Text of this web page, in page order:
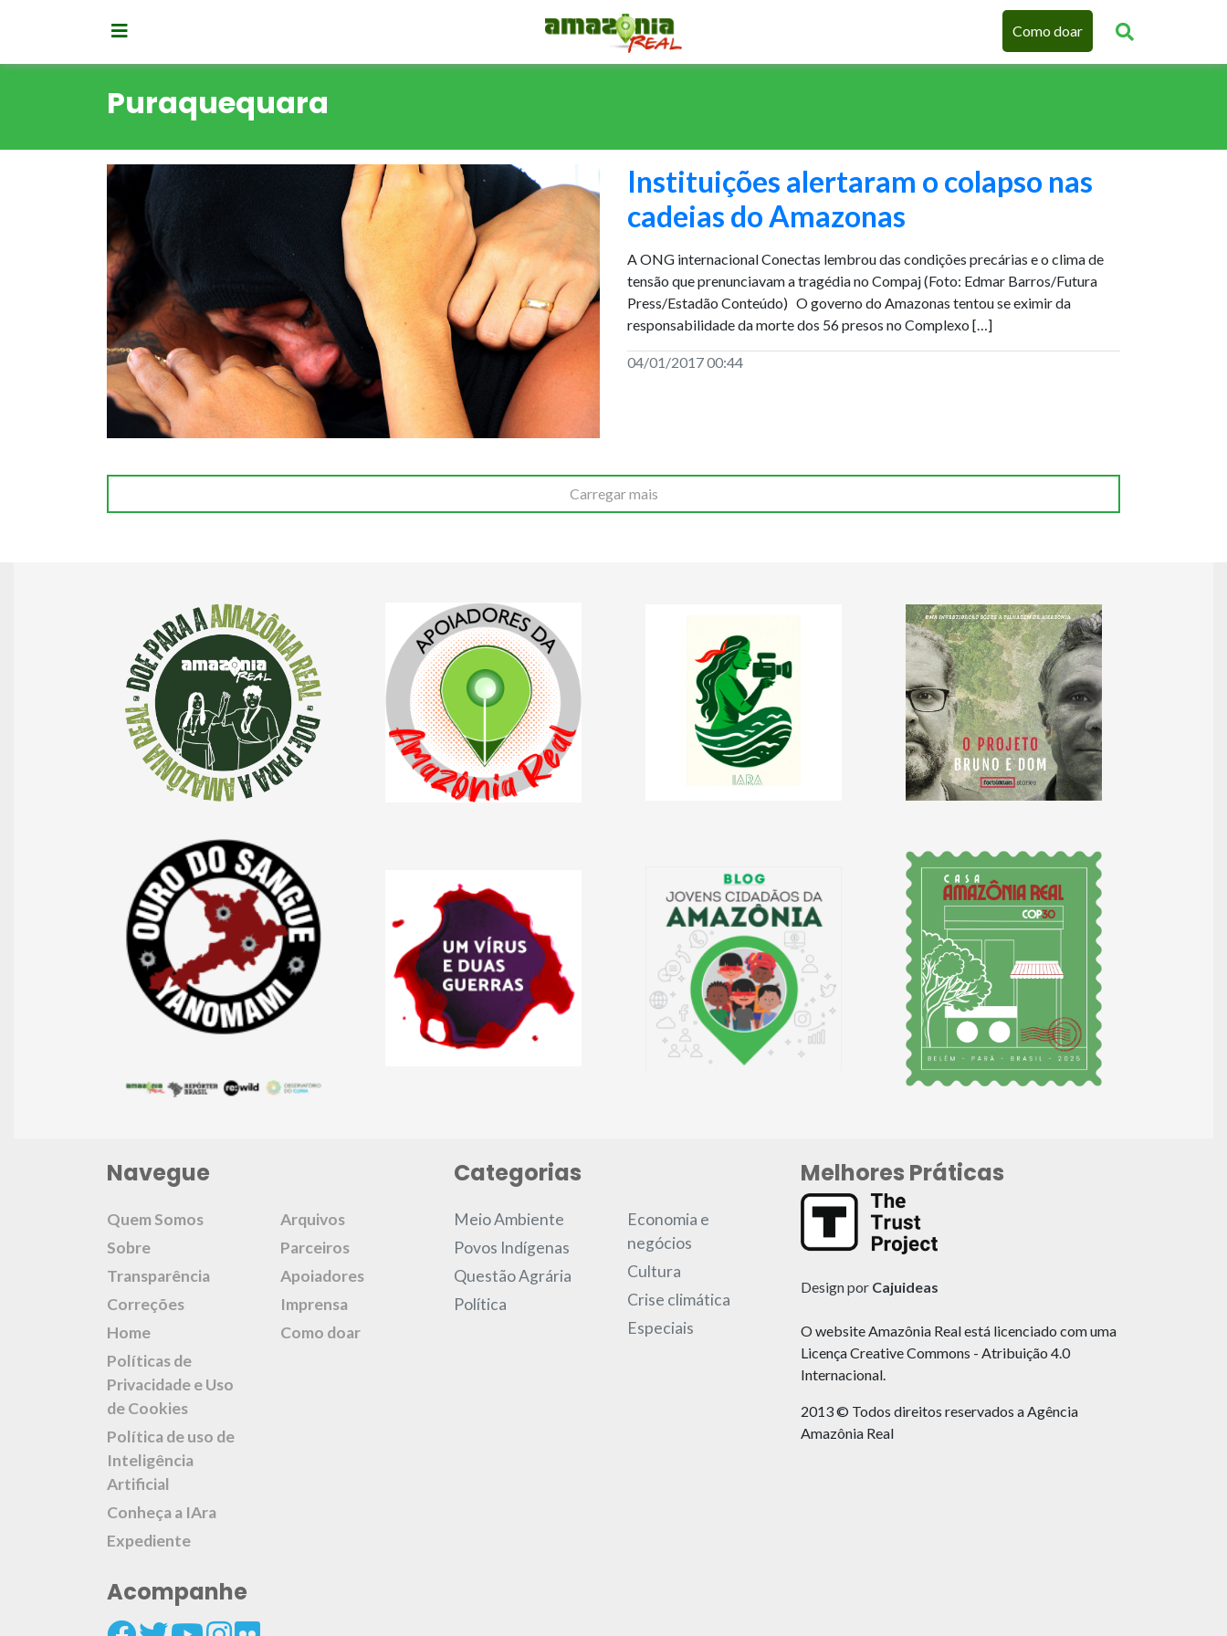
Como doar
Puraquequara
Instituições alertaram o colapso nas
cadeias do Amazonas
A ONG internacional Conectas lembrou das condições precárias e o clima de
tensão que prenunciavam a tragédia no Compaj (Foto: Edmar Barros/Futura
Press/Estadão Conteúdo) O governo do Amazonas tentou se eximir da
responsabilidade da morte dos 56 presos no Complexo […]
04/01/2017 00:44
Carregar mais
Navegue
Quem Somos
Sobre
Transparência
Correções
Home
Políticas de
Privacidade e Uso
de Cookies
Política de uso de
Inteligência
Artificial
Conheça a IAra
Expediente
Arquivos
Parceiros
Apoiadores
Imprensa
Como doar
Acompanhe
Categorias
Meio Ambiente
Povos Indígenas
Questão Agrária
Política
Economia e
negócios
Cultura
Crise climática
Especiais
Melhores Práticas
Design por Cajuideas
O website Amazônia Real está licenciado com uma
Licença Creative Commons - Atribuição 4.0
Internacional.
2013 © Todos direitos reservados a Agência
Amazônia Real